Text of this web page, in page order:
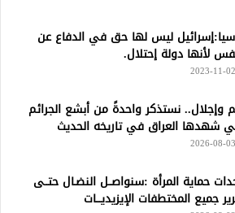
ليس لها حق في الدفاع عن
لأنها دولة إحتلال.
2023-11-02
وإجلال.. نستذكر واحدةً من أبشع الجرائم
شهدها العراق في تاريخه الحديث
2026-08-03
حماية المرأة :سنواصــل النضـال حتــى
جميع المختطفات الإيزيديـــات